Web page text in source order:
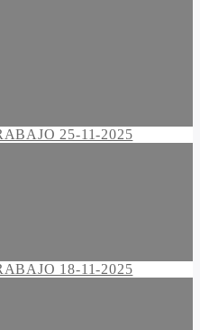
25-11-2025
18-11-2025